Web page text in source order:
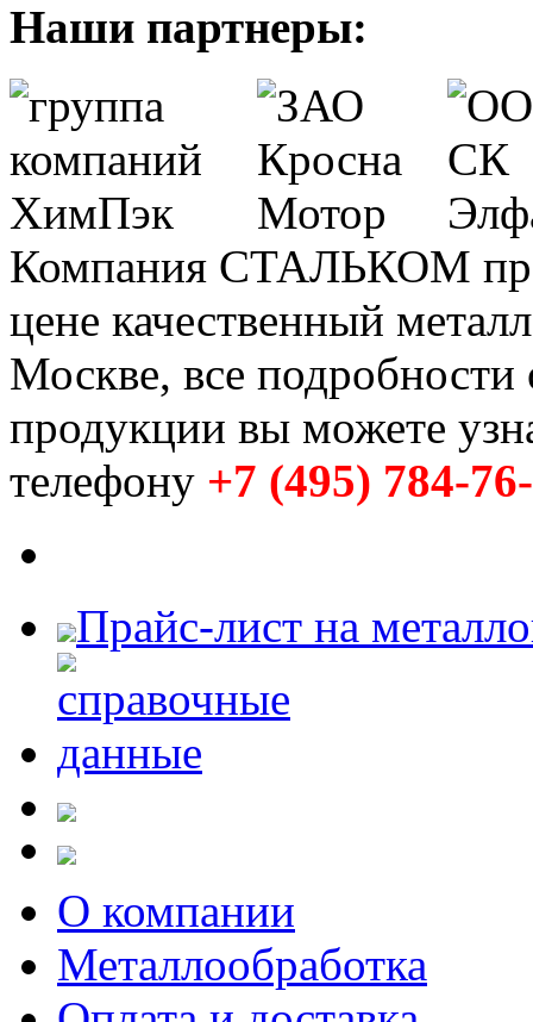
Наши партнеры:
Компания СТАЛЬКОМ
цене качественный
Москве, все подробности
продукции вы можете
телефону +7 (495) 784-
Прайс-лист на
О компании
Металлообработка